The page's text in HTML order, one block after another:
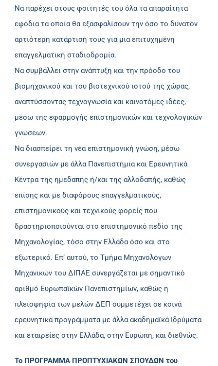
Να παρέχει στους φοιτητές του όλα τα απαραίτητα
εφόδια τα οποία θα εξασφαλίσουν την όσο το δυνατόν
αρτιότερη κατάρτισή τους για μια επιτυχημένη
επαγγελματική σταδιοδρομία.
Να συμβάλλει στην ανάπτυξη και την πρόοδο του
βιομηχανικού και του βιοτεχνικού ιστού της χώρας,
αναπτύσσοντας τεχνογνωσία και καινοτόμες ιδέες,
µέσω της εφαρμογής επιστημονικών και τεχνολογικών
γνώσεων.
Να διασπείρει τη νέα επιστημονική γνώση, μέσω
συνεργασιών με άλλα Πανεπιστήμια και Ερευνητικά
Κέντρα της ημεδαπής ή/και της αλλοδαπής, καθώς
επίσης και με διαφόρους επαγγελματικούς,
επιστημονικούς και τεχνικούς φορείς που
δραστηριοποιούνται στο επιστημονικό πεδίο της
Μηχανολογίας, τόσο στην Ελλάδα όσο και στο
εξωτερικό. Επ’ αυτού, το Τμήμα Μηχανολόγων
Μηχανικών του ΔΙΠΑΕ συνεργάζεται με σημαντικό
αριθμό Ευρωπαϊκών Πανεπιστημίων, καθώς η
πλειοψηφία των μελών ΔΕΠ συμμετέχει σε κοινά
ερευνητικά προγράμματα με άλλα ακαδημαϊκά Ιδρύματα
και εταιρείες στην Ελλάδα, στην Ευρώπη, και διεθνώς.
Το ΠΡΟΓΡΑΜΜΑ ΠΡΟΠΤΥΧΙΑΚΩΝ ΣΠΟΥΔΩΝ του